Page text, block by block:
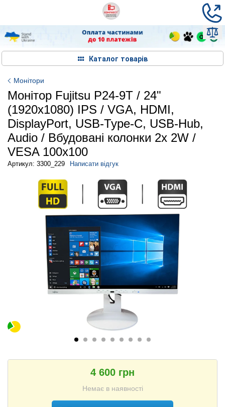
Каталог товарів
Монітори
Монітор Fujitsu P24-9T / 24"
(1920x1080) IPS / VGA, HDMI,
DisplayPort, USB-Type-C, USB-Hub,
Audio / Вбудовані колонки 2x 2W /
VESA 100x100
Артикул: 3300_229 Написати відгук
4 600 грн
Немає в наявності